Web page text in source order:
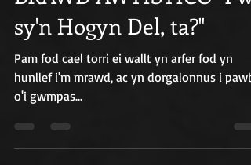
BRAWD AWTISTICO "Pwy
sy'n Hogyn Del, ta?"
Pam fod cael torri ei wallt yn arfer fod yn
hunllef i'm mrawd, ac yn dorgalonnus i pawb
o'i gwmpas...